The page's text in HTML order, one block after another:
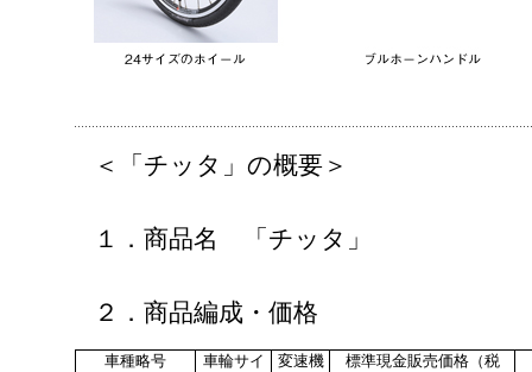
＜「チッタ」の概要＞
１．商品名 「チッタ」
２．商品編成・価格
車種略号
車輪サイ
変速機
標準現金販売価格（税